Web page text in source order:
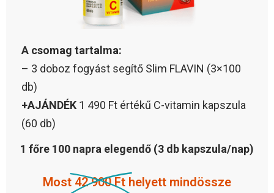
A csomag tartalma:
– 3 doboz fogyást segítő Slim FLAVIN (3×100
db)
+AJÁNDÉK 1 490 Ft értékű C-vitamin kapszula
(60 db)
1 főre 100 napra elegendő (3 db kapszula/nap)
Most 42 900 Ft helyett mindössze